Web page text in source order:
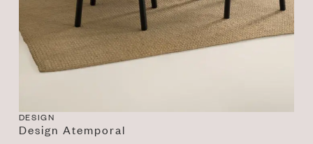
DESIGN
Design Atemporal